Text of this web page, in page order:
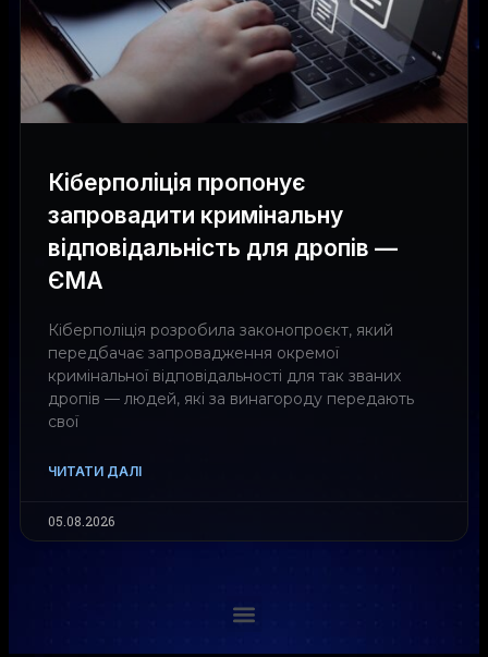
Кіберполіція пропонує
запровадити кримінальну
відповідальність для дропів —
ЄМА
Кіберполіція розробила законопроєкт, який
передбачає запровадження окремої
кримінальної відповідальності для так званих
дропів — людей, які за винагороду передають
свої
ЧИТАТИ ДАЛІ
05.08.2026